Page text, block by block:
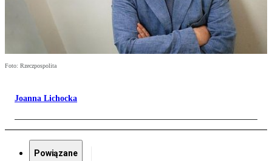
Foto: Rzeczpospolita
Joanna Lichocka
Powiązane